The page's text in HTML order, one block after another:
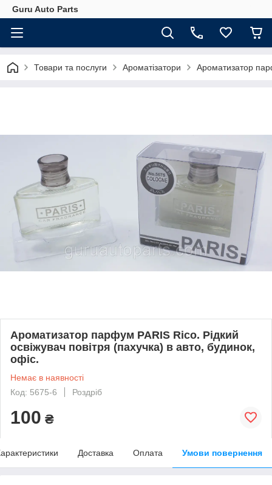
Guru Auto Parts
Товари та послуги Ароматізатори Ароматизатор
Ароматизатор парфум PARIS Rico. Рідкий
освіжувач повітря (пахучка) в авто, будинок,
офіс.
Немає в наявності
Код: 5675-6
Роздріб
100 ₴
Доставка Оплата Умови повернення